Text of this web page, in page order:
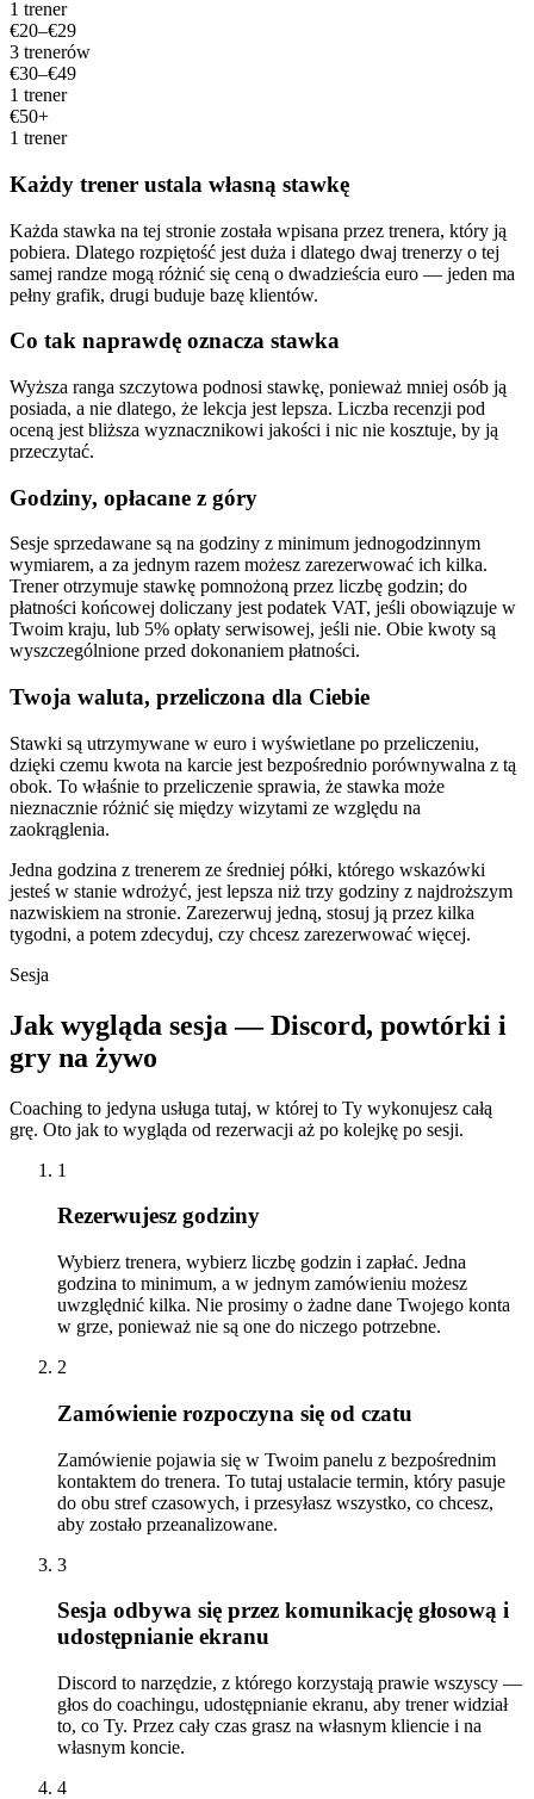
1 trener
€20–€29
3 trenerów
€30–€49
1 trener
€50+
1 trener
Każdy trener ustala własną stawkę
Każda stawka na tej stronie została wpisana przez trenera, który ją
pobiera. Dlatego rozpiętość jest duża i dlatego dwaj trenerzy o tej
samej randze mogą różnić się ceną o dwadzieścia euro — jeden ma
pełny grafik, drugi buduje bazę klientów.
Co tak naprawdę oznacza stawka
Wyższa ranga szczytowa podnosi stawkę, ponieważ mniej osób ją
posiada, a nie dlatego, że lekcja jest lepsza. Liczba recenzji pod
oceną jest bliższa wyznacznikowi jakości i nic nie kosztuje, by ją
przeczytać.
Godziny, opłacane z góry
Sesje sprzedawane są na godziny z minimum jednogodzinnym
wymiarem, a za jednym razem możesz zarezerwować ich kilka.
Trener otrzymuje stawkę pomnożoną przez liczbę godzin; do
płatności końcowej doliczany jest podatek VAT, jeśli obowiązuje w
Twoim kraju, lub 5% opłaty serwisowej, jeśli nie. Obie kwoty są
wyszczególnione przed dokonaniem płatności.
Twoja waluta, przeliczona dla Ciebie
Stawki są utrzymywane w euro i wyświetlane po przeliczeniu,
dzięki czemu kwota na karcie jest bezpośrednio porównywalna z tą
obok. To właśnie to przeliczenie sprawia, że stawka może
nieznacznie różnić się między wizytami ze względu na
zaokrąglenia.
Jedna godzina z trenerem ze średniej półki, którego wskazówki
jesteś w stanie wdrożyć, jest lepsza niż trzy godziny z najdroższym
nazwiskiem na stronie. Zarezerwuj jedną, stosuj ją przez kilka
tygodni, a potem zdecyduj, czy chcesz zarezerwować więcej.
Sesja
Jak wygląda sesja — Discord, powtórki i
gry na żywo
Coaching to jedyna usługa tutaj, w której to Ty wykonujesz całą
grę. Oto jak to wygląda od rezerwacji aż po kolejkę po sesji.
1
Rezerwujesz godziny
Wybierz trenera, wybierz liczbę godzin i zapłać. Jedna
godzina to minimum, a w jednym zamówieniu możesz
uwzględnić kilka. Nie prosimy o żadne dane Twojego konta
w grze, ponieważ nie są one do niczego potrzebne.
2
Zamówienie rozpoczyna się od czatu
Zamówienie pojawia się w Twoim panelu z bezpośrednim
kontaktem do trenera. To tutaj ustalacie termin, który pasuje
do obu stref czasowych, i przesyłasz wszystko, co chcesz,
aby zostało przeanalizowane.
3
Sesja odbywa się przez komunikację głosową i
udostępnianie ekranu
Discord to narzędzie, z którego korzystają prawie wszyscy —
głos do coachingu, udostępnianie ekranu, aby trener widział
to, co Ty. Przez cały czas grasz na własnym kliencie i na
własnym koncie.
4